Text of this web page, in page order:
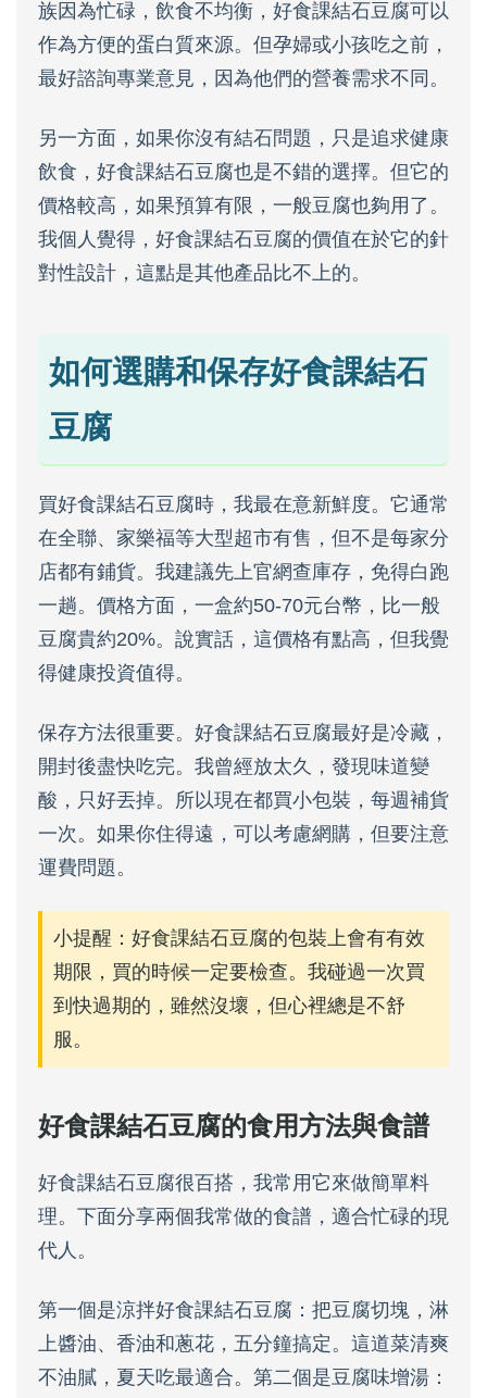
族因為忙碌，飲食不均衡，好食課結石豆腐可以
作為方便的蛋白質來源。但孕婦或小孩吃之前，
最好諮詢專業意見，因為他們的營養需求不同。
另一方面，如果你沒有結石問題，只是追求健康
飲食，好食課結石豆腐也是不錯的選擇。但它的
價格較高，如果預算有限，一般豆腐也夠用了。
我個人覺得，好食課結石豆腐的價值在於它的針
對性設計，這點是其他產品比不上的。
如何選購和保存好食課結石
豆腐
買好食課結石豆腐時，我最在意新鮮度。它通常
在全聯、家樂福等大型超市有售，但不是每家分
店都有鋪貨。我建議先上官網查庫存，免得白跑
一趟。價格方面，一盒約50-70元台幣，比一般
豆腐貴約20%。說實話，這價格有點高，但我覺
得健康投資值得。
保存方法很重要。好食課結石豆腐最好是冷藏，
開封後盡快吃完。我曾經放太久，發現味道變
酸，只好丟掉。所以現在都買小包裝，每週補貨
一次。如果你住得遠，可以考慮網購，但要注意
運費問題。
小提醒：好食課結石豆腐的包裝上會有有效
期限，買的時候一定要檢查。我碰過一次買
到快過期的，雖然沒壞，但心裡總是不舒
服。
好食課結石豆腐的食用方法與食譜
好食課結石豆腐很百搭，我常用它來做簡單料
理。下面分享兩個我常做的食譜，適合忙碌的現
代人。
第一個是涼拌好食課結石豆腐：把豆腐切塊，淋
上醬油、香油和蔥花，五分鐘搞定。這道菜清爽
不油膩，夏天吃最適合。第二個是豆腐味增湯：